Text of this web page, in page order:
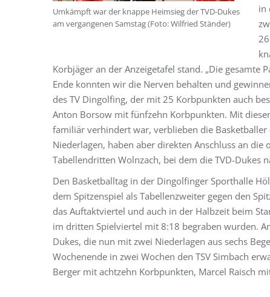
Umkämpft war der knappe Heimsieg der TVD-Dukes
am vergangenen Samstag (Foto: Wilfried Ständer)
in
Korbjäger an der Anzeigetafel stand. „Die gesamte
Ende konnten wir die Nerven behalten und
des TV Dingolfing, der mit 25 Korbpunkten auch
Anton Borsow mit fünfzehn Korbpunkten. Mit
familiär verhindert war, verblieben die Basketballer
Niederlagen, haben aber direkten Anschluss an
Tabellendritten Wolnzach, bei dem die TVD-Dukes
Den Basketballtag in der Dingolfinger Sporthalle
dem Spitzenspiel als Tabellenzweiter gegen den
das Auftaktviertel und auch in der Halbzeit beim
im dritten Spielviertel mit 8:18 begraben wurden.
Dukes, die nun mit zwei Niederlagen aus sechs
Wochenende in zwei Wochen den TSV Simbach
Berger mit achtzehn Korbpunkten, Marcel Raisch